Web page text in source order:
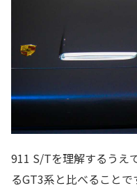
911 S/Tを理解するうえ
るGT3系と比べることで